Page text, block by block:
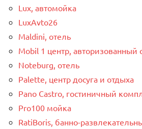
Lux, автомойка
LuxAvto26
Maldini, отель
Mobil 1 центр, авторизованный
Noteburg, отель
Palette, центр досуга и отдыха
Pano Castro, гостиничный
Pro100 мойка
RatiBoris, банно-